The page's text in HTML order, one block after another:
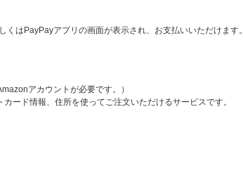
はPayPayアプリの画面が表示され、お支払いいただけます。
アカウントが必要です。）
ード情報、住所を使ってご注文いただけるサービスです。